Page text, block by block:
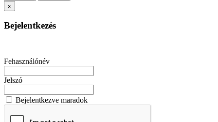
x
Bejelentkezés
Fehasználónév
Jelszó
Bejelentkezve maradok